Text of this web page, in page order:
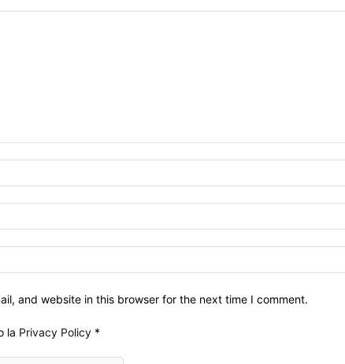
and website in this browser for the next time I comment.
la Privacy Policy *